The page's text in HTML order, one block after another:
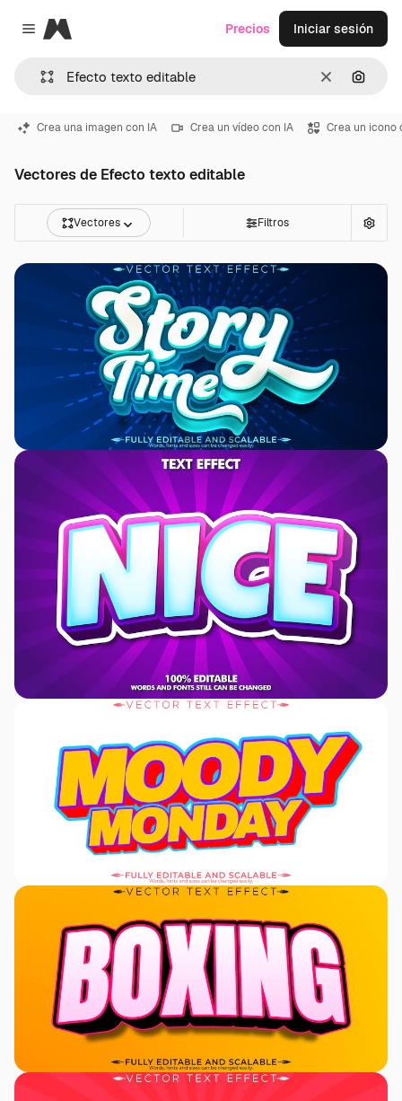
Close menu
Magnific
Borrar
Precios Iniciar sesión
Crea una imagen con IA Crea un vídeo con IA Crea un icono
Vectores de Efecto texto editable
Vectores Filtros